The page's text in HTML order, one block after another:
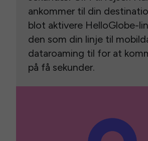
ankommer til din
blot aktivere HelloGlobe-
den som din linje til
dataroaming til for at
på få sekunder.